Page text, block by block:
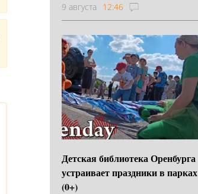
9 августа 12:46
Детская библиотека Оренбурга
устраивает праздники в парках
(0+)